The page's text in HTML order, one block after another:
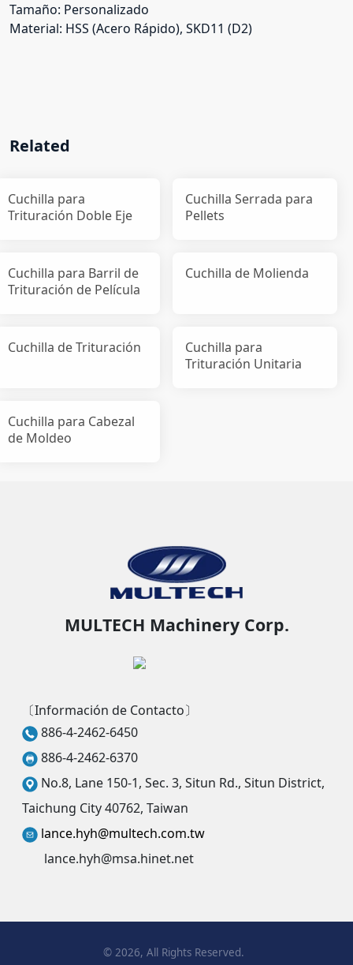
Tamaño: Personalizado
Material: HSS (Acero Rápido), SKD11 (D2)
Related
Cuchilla para
Trituración Doble Eje
Cuchilla Serrada para
Pellets
Cuchilla para Barril de
Trituración de Película
Cuchilla de Molienda
Cuchilla de Trituración
Cuchilla para
Trituración Unitaria
Cuchilla para Cabezal
de Moldeo
MULTECH Machinery Corp.
〔Información de Contacto〕
886-4-2462-6450
886-4-2462-6370
No.8, Lane 150-1, Sec. 3, Situn Rd., Situn District,
Taichung City 40762, Taiwan
lance.hyh@multech.com.tw
lance.hyh@msa.hinet.net
© 2026, All Rights Reserved.